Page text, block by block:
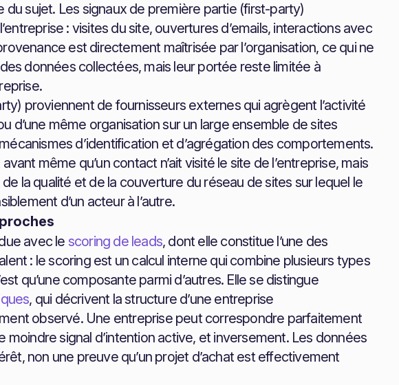
du sujet. Les signaux de première partie (first-party)
: visites du site, ouvertures d’emails, interactions avec
est directement maîtrisée par l’organisation, ce qui ne
données collectées, mais leur portée reste limitée à
proviennent de fournisseurs externes qui agrègent l’activité
d’une même organisation sur un large ensemble de sites
d’identification et d’agrégation des comportements.
même qu’un contact n’ait visité le site de l’entreprise, mais
la qualité et de la couverture du réseau de sites sur lequel le
d’un acteur à l’autre.
avec le scoring de leads, dont elle constitue l’une des
: le scoring est un calcul interne qui combine plusieurs types
qu’une composante parmi d’autres. Elle se distingue
, qui décrivent la structure d’une entreprise
observé. Une entreprise peut correspondre parfaitement
moindre signal d’intention active, et inversement. Les données
non une preuve qu’un projet d’achat est effectivement